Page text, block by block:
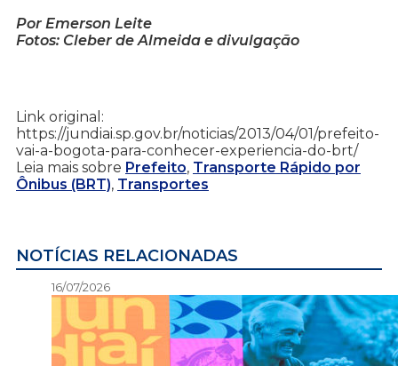
Por Emerson Leite
Fotos: Cleber de Almeida e divulgação
Link original:
https://jundiai.sp.gov.br/noticias/2013/04/01/prefeito-
vai-a-bogota-para-conhecer-experiencia-do-brt/
Leia mais sobre Prefeito, Transporte Rápido por
Ônibus (BRT), Transportes
NOTÍCIAS RELACIONADAS
16/07/2026